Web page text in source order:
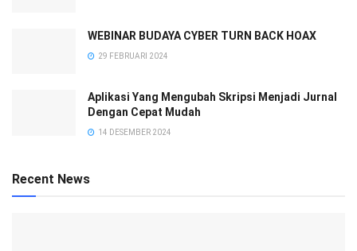
WEBINAR BUDAYA CYBER TURN BACK HOAX
29 FEBRUARI 2024
Aplikasi Yang Mengubah Skripsi Menjadi Jurnal
Dengan Cepat Mudah
14 DESEMBER 2024
Recent News